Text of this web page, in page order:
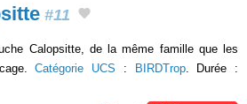
#11
Calopsitte, de la même famille que les
Catégorie UCS : BIRDTrop. Durée :